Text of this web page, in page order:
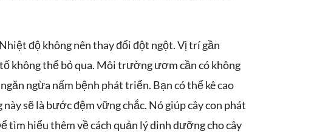
độ không nên thay đổi đột ngột. Vị trí gần
không thể bỏ qua. Môi trường ươm cần có không
ngừa nấm bệnh phát triển. Bạn có thể kê cao
sẽ là bước đệm vững chắc. Nó giúp cây con phát
hiểu thêm về cách quản lý dinh dưỡng cho cây